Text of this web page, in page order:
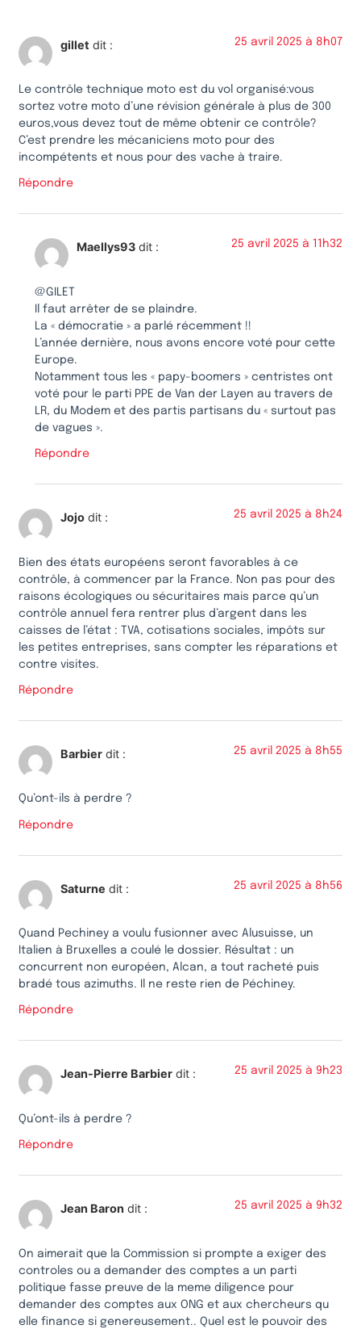
gillet dit : 25 avril 2025 à 8h07
Le contrôle technique moto est du vol organisé:vous
sortez votre moto d’une révision générale à plus de 300
euros,vous devez tout de même obtenir ce contrôle?
C’est prendre les mécaniciens moto pour des
incompétents et nous pour des vache à traire.
Répondre
Maellys93 dit : 25 avril 2025 à 11h32
@GILET
Il faut arrêter de se plaindre.
La « démocratie » a parlé récemment !!
L’année dernière, nous avons encore voté pour cette
Europe.
Notamment tous les « papy-boomers » centristes ont
voté pour le parti PPE de Van der Layen au travers de
LR, du Modem et des partis partisans du « surtout pas
de vagues ».
Répondre
Jojo dit : 25 avril 2025 à 8h24
Bien des états européens seront favorables à ce
contrôle, à commencer par la France. Non pas pour des
raisons écologiques ou sécuritaires mais parce qu’un
contrôle annuel fera rentrer plus d’argent dans les
caisses de l’état : TVA, cotisations sociales, impôts sur
les petites entreprises, sans compter les réparations et
contre visites.
Répondre
Barbier dit : 25 avril 2025 à 8h55
Qu’ont-ils à perdre ?
Répondre
Saturne dit : 25 avril 2025 à 8h56
Quand Pechiney a voulu fusionner avec Alusuisse, un
Italien à Bruxelles a coulé le dossier. Résultat : un
concurrent non européen, Alcan, a tout racheté puis
bradé tous azimuths. Il ne reste rien de Péchiney.
Répondre
Jean-Pierre Barbier dit : 25 avril 2025 à 9h23
Qu’ont-ils à perdre ?
Répondre
Jean Baron dit : 25 avril 2025 à 9h32
On aimerait que la Commission si prompte a exiger des
controles ou a demander des comptes a un parti
politique fasse preuve de la meme diligence pour
demander des comptes aux ONG et aux chercheurs qu
elle finance si genereusement.. Quel est le pouvoir des